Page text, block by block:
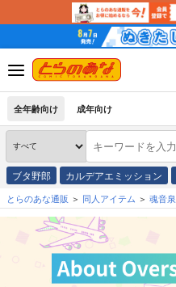
全年齢向け 成年向け
ブタ野郎 カルデアエミッション
とらのあな通販 同人アイテム 魂音泉